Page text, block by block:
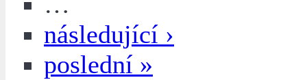
následující ›
poslední »